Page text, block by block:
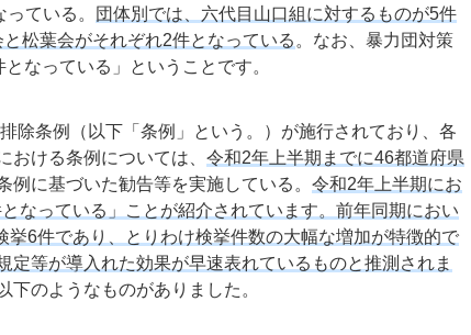
ている。
団体別では、六代目山口組に対するものが5件
松葉会がそれぞれ2件となっている 。なお、暴力団対策
なっている」ということです。
除条例（以下「条例」という。）が施行されており、各
ける条例については、 令和2年上半期までに46都道府県
例に基づいた勧告等を実施している。 令和2年上半期にお
なっている」ことが紹介されています。前年同期におい
6件であり、とりわけ検挙件数の大幅な増加が特徴的で
等が導入れた効果が早速表れているものと推測されま
のようなものがありました。